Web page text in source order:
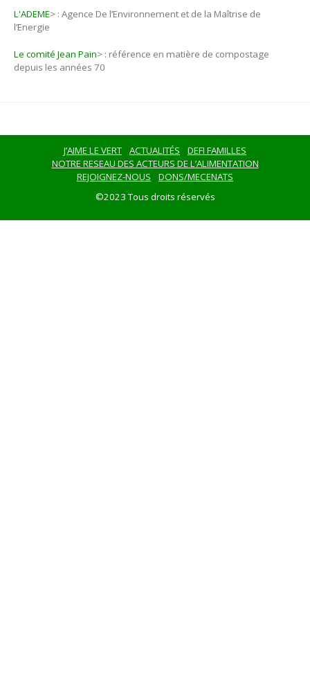
L'ADEME>: Agence De l’Environnement et de la Maîtrise de
l’Energie
Le comité Jean Pain>: référence en matière de compostage
depuis les années 70
J’AIME LE VERT ACTUALITÉS
DEFI FAMILLES
NOTRE RESEAU DES ACTEURS DE L’ALIMENTATION
REJOIGNEZ-NOUS
DONS/MECENATS
©2023 Tous droits réservés